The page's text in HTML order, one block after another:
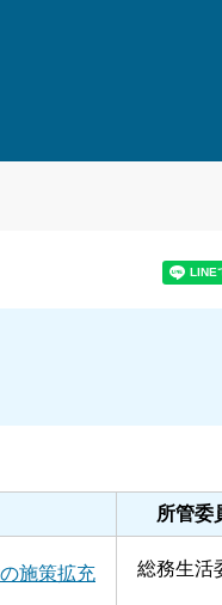
所管委
施策拡充 総務生活